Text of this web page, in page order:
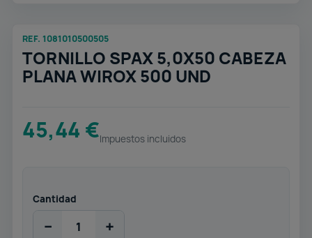
REF. 1081010500505
TORNILLO SPAX 5,0X50 CABEZA
PLANA WIROX 500 UND
45,44 €Impuestos incluidos
Cantidad
− +